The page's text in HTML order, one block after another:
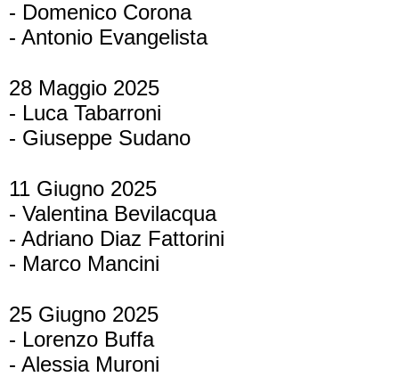
- Domenico Corona
- Antonio Evangelista
28 Maggio 2025
- Luca Tabarroni
- Giuseppe Sudano
11 Giugno 2025
- Valentina Bevilacqua
- Adriano Diaz Fattorini
- Marco Mancini
25 Giugno 2025
- Lorenzo Buffa
- Alessia Muroni